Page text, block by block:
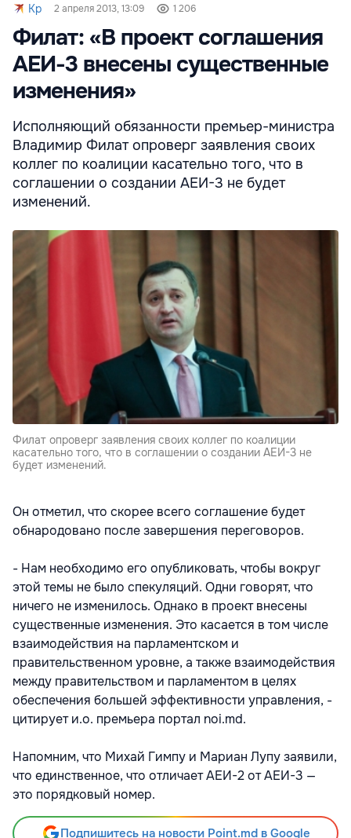
Kp 2 апреля 2013, 13:09 1 206
Филат: «В проект соглашения
АЕИ-3 внесены существенные
изменения»
Исполняющий обязанности премьер-министра
Владимир Филат опроверг заявления своих
коллег по коалиции касательно того, что в
соглашении о создании АЕИ-3 не будет
изменений.
Филат опроверг заявления своих коллег по коалиции
касательно того, что в соглашении о создании АЕИ-3 не
будет изменений.
Он отметил, что скорее всего соглашение будет
обнародовано после завершения переговоров.
- Нам необходимо его опубликовать, чтобы вокруг
этой темы не было спекуляций. Одни говорят, что
ничего не изменилось. Однако в проект внесены
существенные изменения. Это касается в том числе
взаимодействия на парламентском и
правительственном уровне, а также взаимодействия
между правительством и парламентом в целях
обеспечения большей эффективности управления, -
цитирует и.о. премьера портал noi.md.
Напомним, что Михай Гимпу и Мариан Лупу заявили,
что единственное, что отличает АЕИ-2 от АЕИ-3 —
это порядковый номер.
Подпишитесь на новости Point.md в Google